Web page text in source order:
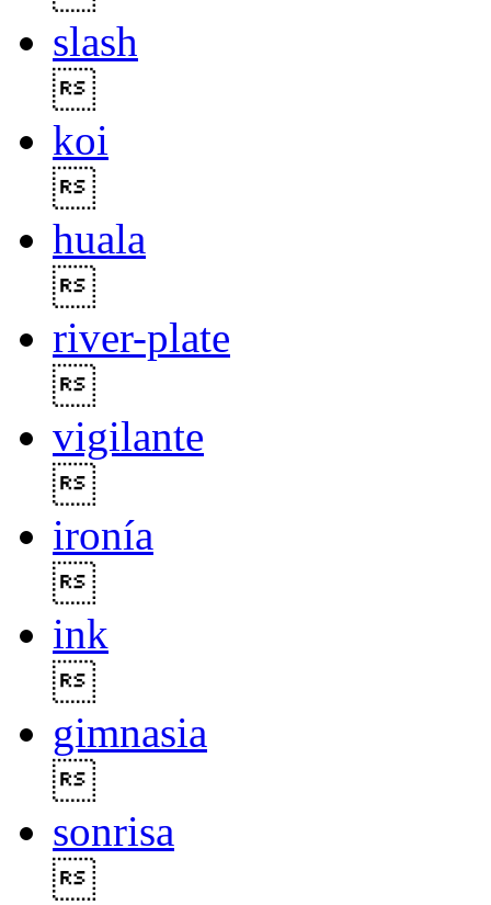
slash
koi
huala
river-plate
vigilante
ironía
ink
gimnasia
sonrisa